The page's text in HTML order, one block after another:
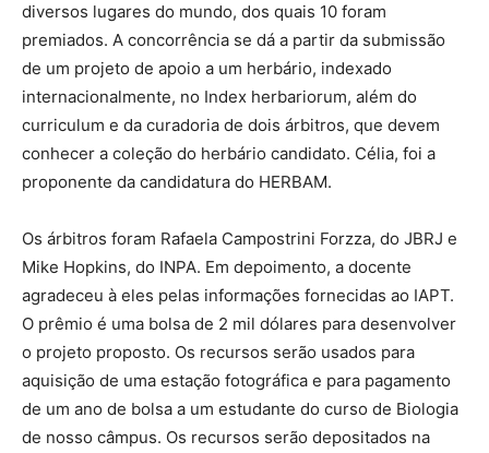
diversos lugares do mundo, dos quais 10 foram
premiados. A concorrência se dá a partir da submissão
de um projeto de apoio a um herbário, indexado
internacionalmente, no Index herbariorum, além do
curriculum e da curadoria de dois árbitros, que devem
conhecer a coleção do herbário candidato. Célia, foi a
proponente da candidatura do HERBAM.
Os árbitros foram Rafaela Campostrini Forzza, do JBRJ e
Mike Hopkins, do INPA. Em depoimento, a docente
agradeceu à eles pelas informações fornecidas ao IAPT.
O prêmio é uma bolsa de 2 mil dólares para desenvolver
o projeto proposto. Os recursos serão usados para
aquisição de uma estação fotográfica e para pagamento
de um ano de bolsa a um estudante do curso de Biologia
de nosso câmpus. Os recursos serão depositados na